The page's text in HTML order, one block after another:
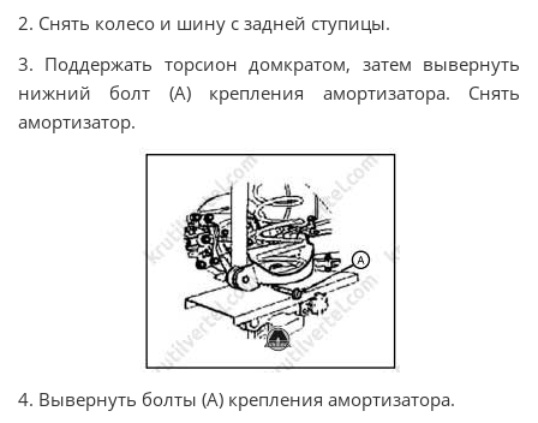
2. Снять колесо и шину с задней ступицы.
3. Поддержать торсион домкратом, затем вывернуть
нижний болт (А) крепления амортизатора. Снять
амортизатор.
4. Вывернуть болты (А) крепления амортизатора.